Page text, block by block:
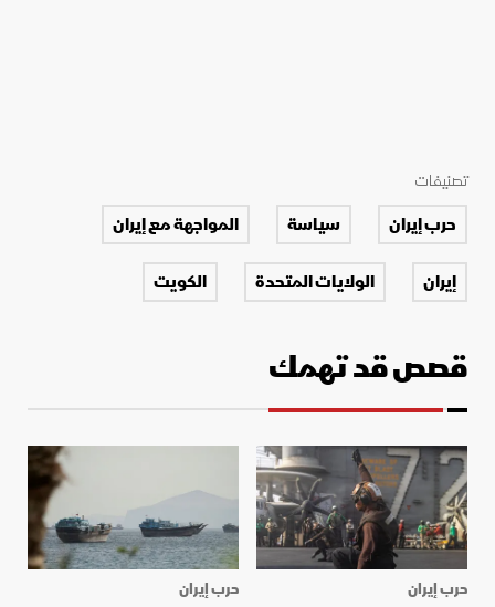
تصنيفات
حرب إيران سياسة
المواجهة مع إيران
إيران
الولايات المتحدة الكويت
قصص قد تهمك
حرب إيران
حرب إيران